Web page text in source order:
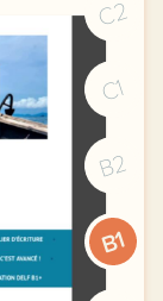
C2
C1
B2
B1